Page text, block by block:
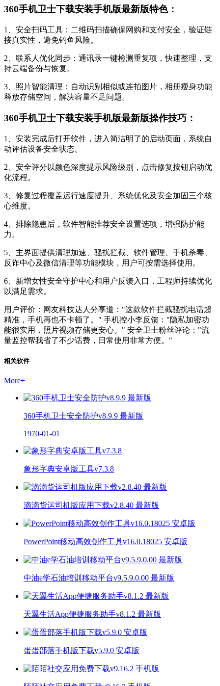
360手机卫士下载安装手机版最新版特色：
1、安全扫码工具：二维码扫描确保网购和支付安全，验证链
接真实性，避免钓鱼风险。
2、联系人优化同步：通讯录一键检测重复项，快速整理，支
持云端备份与恢复。
3、照片智能清理：自动识别相似或连拍图片，相册瘦身功能
释放存储空间，解决容量不足问题。
360手机卫士下载安装手机版最新版操作技巧：
1、安装完成后打开软件，进入简洁明了的启动页面，系统自
动评估设备安全状态。
2、安全评分以颜色深度提示风险级别，点击修复按钮启动优
化流程。
3、修复过程覆盖运行速度提升、系统优化及安全加固三个核
心维度。
4、排除隐患后，软件智能推荐安全设置选项，增强防护能
力。
5、主界面提供清理加速、骚扰拦截、软件管理、手机杀毒、
反诈中心及微信清理等功能模块，用户可按需选择使用。
6、新增女性安全守护中心和用户反馈入口，工程师持续优化
以满足需求。
用户评价：网友科技达人分享道："这款软件拦截骚扰电话超
精准，手机再也不卡顿了。" 手机控小李反馈："隐私加密功
能很实用，照片视频存储更安心。" 安全卫士粉丝评论："流
量监控帮我省了不少话费，日常使用非常方便。"
相关软件
More+
360手机卫士安全防护v8.9.9 最新版
1970-01-01
象形字典安卓版工具v7.3.8
滴滴货运司机版应用下载v2.8.40 最新版
PowerPoint移动高效创作工具v16.0.18025 安卓版
中油e学石油培训移动平台v9.5.9.0.00 最新版
天翼生活App便捷服务助手v8.1.2 最新版
蛋蛋部落手机版下载v5.9.0 安卓版